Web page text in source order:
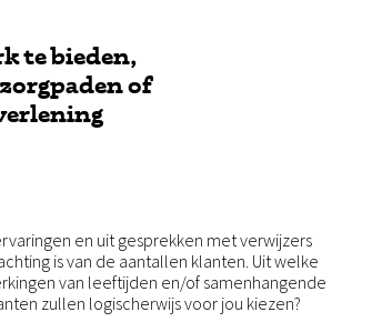
te bieden,
of
en uit gesprekken met verwijzers
is van de aantallen klanten. Uit welke
van leeftijden en/of samenhangende
zullen logischerwijs voor jou kiezen?